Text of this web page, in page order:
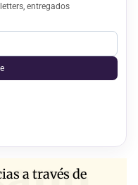
entregados
a través de